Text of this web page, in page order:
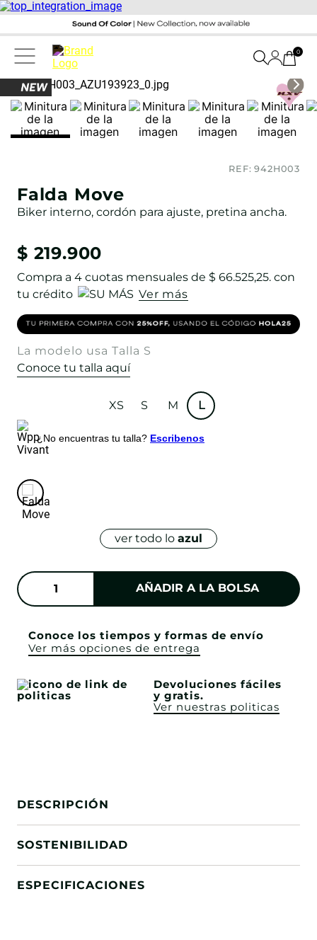
0
REF:942H003
Falda Move
Biker interno, cordón para ajuste, pretina ancha.
$ 219.900
Compra a 4 cuotas mensuales de $ 66.525,25. con
tu crédito
Ver más
La modelo usa Talla S
Conoce tu talla aquí
XS S M L
¿No encuentras tu talla? Escribenos
ver todo lo azul
AÑADIR A LA BOLSA
Conoce los tiempos y formas de envío
Ver más opciones de entrega
Devoluciones fáciles
y gratis.
Ver nuestras politicas
DESCRIPCIÓN
SOSTENIBILIDAD
ESPECIFICACIONES